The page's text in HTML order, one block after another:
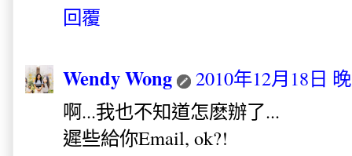
回覆
Wendy Wong
2010年12月18日
啊...我也不知道怎麽辦了...
遲些給你Email, ok?!